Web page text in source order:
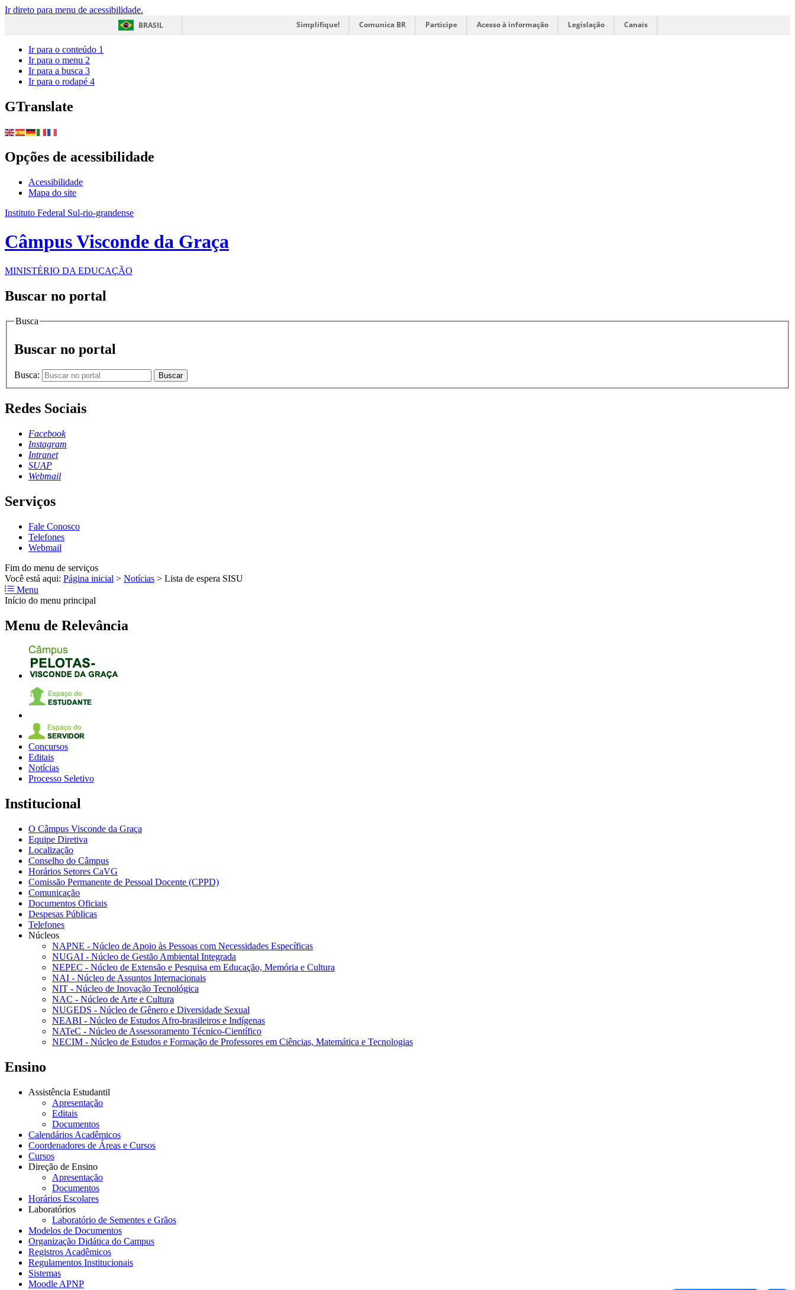
Ir direto para menu de acessibilidade.
BRASIL
Simplifique! Comunica BR Participe Acesso à informação Legislação Canais
Ir para o conteúdo 1
Ir para o menu 2
Ir para a busca 3
Ir para o rodapé 4
GTranslate
Opções de acessibilidade
Acessibilidade
Mapa do site
Instituto Federal Sul-rio-grandense
Câmpus Visconde da Graça
MINISTÉRIO DA EDUCAÇÃO
Buscar no portal
Busca
Buscar no portal
Busca: Buscar
Redes Sociais
Facebook
Instagram
Intranet
SUAP
Webmail
Serviços
Fale Conosco
Telefones
Webmail
Fim do menu de serviços
Você está aqui: Página inicial > Notícias > Lista de espera SISU
Menu
Início do menu principal
Menu de Relevância
Concursos
Editais
Notícias
Processo Seletivo
Institucional
O Câmpus Visconde da Graça
Equipe Diretiva
Localização
Conselho do Câmpus
Horários Setores CaVG
Comissão Permanente de Pessoal Docente (CPPD)
Comunicação
Documentos Oficiais
Despesas Públicas
Telefones
Núcleos
NAPNE - Núcleo de Apoio às Pessoas com Necessidades Específicas
NUGAI - Núcleo de Gestão Ambiental Integrada
NEPEC - Núcleo de Extensão e Pesquisa em Educação, Memória e Cultura
NAI - Núcleo de Assuntos Internacionais
NIT - Núcleo de Inovação Tecnológica
NAC - Núcleo de Arte e Cultura
NUGEDS - Núcleo de Gênero e Diversidade Sexual
NEABI - Núcleo de Estudos Afro-brasileiros e Indígenas
NATeC - Núcleo de Assessoramento Técnico-Científico
NECIM - Núcleo de Estudos e Formação de Professores em Ciências, Matemática e Tecnologias
Ensino
Assistência Estudantil
Apresentação
Editais
Documentos
Calendários Acadêmicos
Coordenadores de Áreas e Cursos
Cursos
Direção de Ensino
Apresentação
Documentos
Horários Escolares
Laboratórios
Laboratório de Sementes e Grãos
Modelos de Documentos
Organização Didática do Campus
Registros Acadêmicos
Regulamentos Institucionais
Sistemas
Moodle APNP